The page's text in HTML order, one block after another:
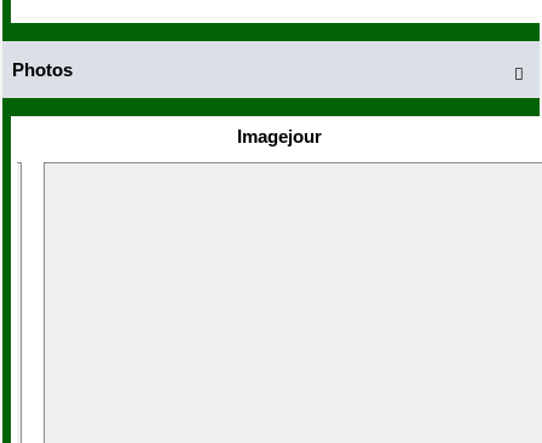

Photos
Imagejour